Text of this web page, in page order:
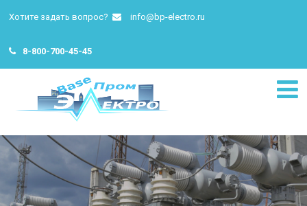
Хотите задать вопрос? info@bp-electro.ru
8-800-700-45-45